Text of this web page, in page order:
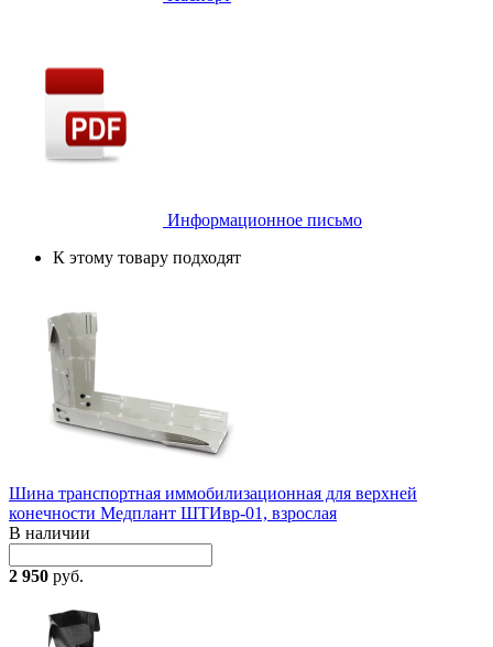
Информационное письмо
К этому товару подходят
Шина транспортная иммобилизационная для верхней
конечности Медплант ШТИвр-01, взрослая
В наличии
2 950 руб.